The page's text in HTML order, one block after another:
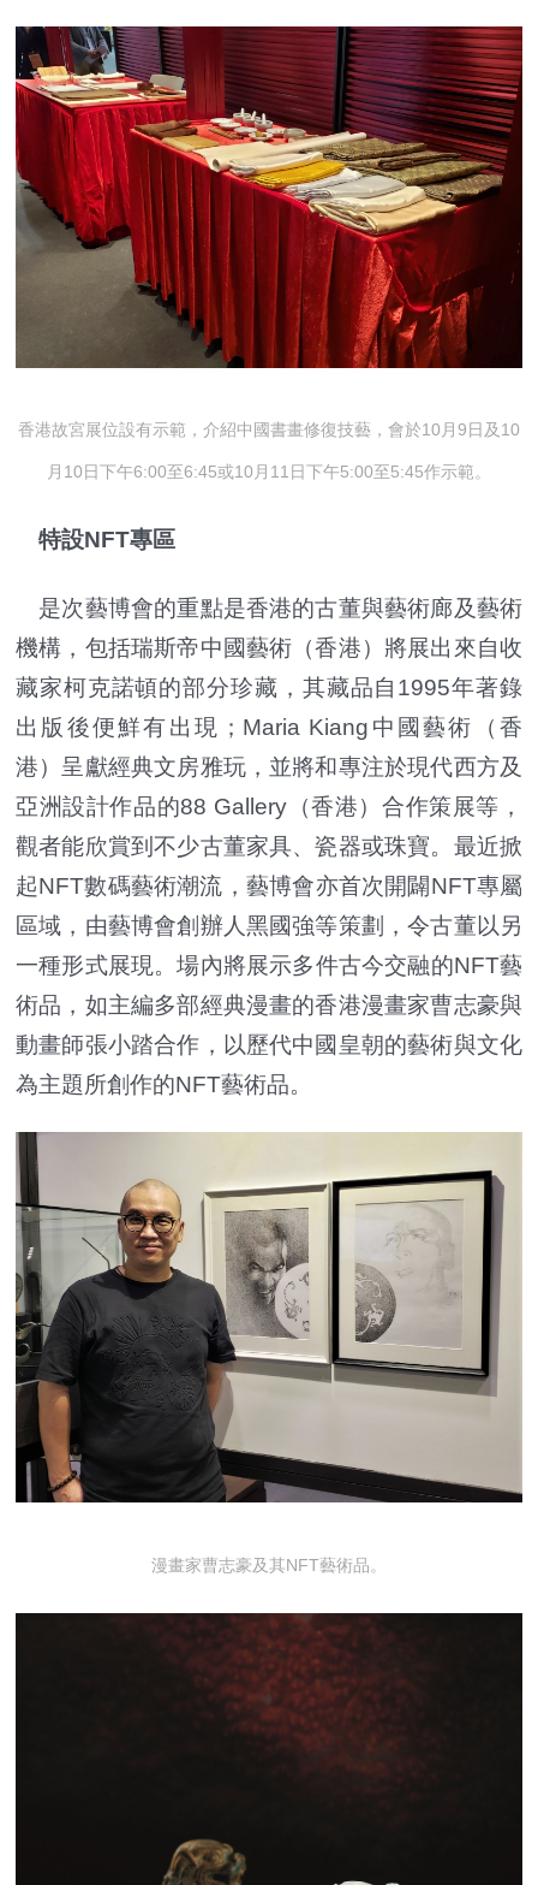
香港故宮展位設有示範，介紹中國書畫修復技藝，會於10月9日及10
月10日下午6:00至6:45或10月11日下午5:00至5:45作示範。
特設NFT專區
是次藝博會的重點是香港的古董與藝術廊及藝術
機構，包括瑞斯帝中國藝術（香港）將展出來自收
藏家柯克諾頓的部分珍藏，其藏品自1995年著錄
出版後便鮮有出現；Maria Kiang中國藝術（香
港）呈獻經典文房雅玩，並將和專注於現代西方及
亞洲設計作品的88 Gallery（香港）合作策展等，
觀者能欣賞到不少古董家具、瓷器或珠寶。最近掀
起NFT數碼藝術潮流，藝博會亦首次開闢NFT專屬
區域，由藝博會創辦人黑國強等策劃，令古董以另
一種形式展現。場內將展示多件古今交融的NFT藝
術品，如主編多部經典漫畫的香港漫畫家曹志豪與
動畫師張小踏合作，以歷代中國皇朝的藝術與文化
為主題所創作的NFT藝術品。
漫畫家曹志豪及其NFT藝術品。